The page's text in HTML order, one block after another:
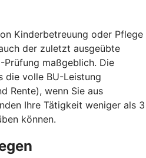
Kinderbetreuung oder Pflege
der zuletzt ausgeübte
maßgeblich. Die
die volle BU-Leistung
Rente), wenn Sie aus
Ihre Tätigkeit weniger als 3
können.